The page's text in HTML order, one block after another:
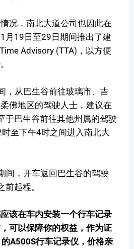
况，南北大道公司也因此在
月19日至29日期间推出了建
Advisory (TTA)，以方便
，从巴生谷前往玻璃市、吉
佛地区的驾驶人士，建议在
于巴生谷前往其他州属的驾驶
至下午4时之间进入南北大
间，开车返回巴生谷的驾驶
起程。
该在车内安装一个行车记录
可以保障你的权益，作为证
A500S行车记录仪，价格亲